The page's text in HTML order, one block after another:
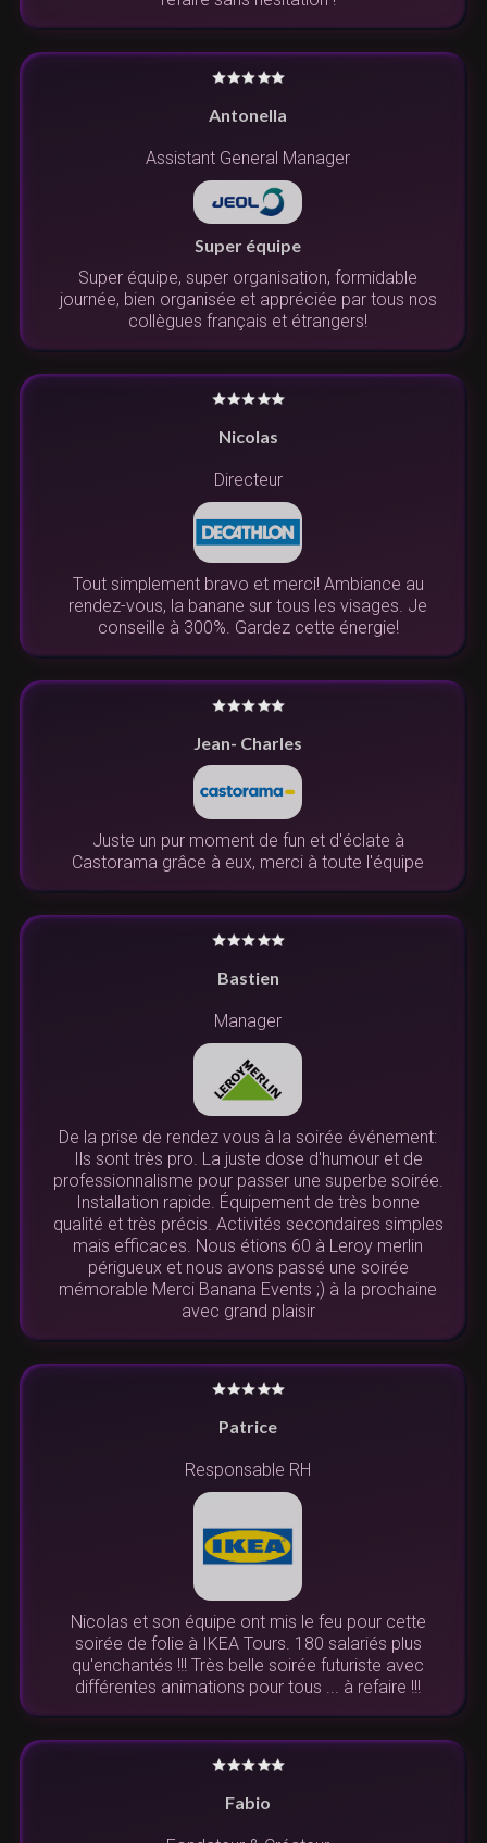
Antonella
Assistant General Manager
Super équipe
Super équipe, super organisation, formidable
journée, bien organisée et appréciée par tous nos
collègues français et étrangers!
Nicolas
Directeur
Tout simplement bravo et merci! Ambiance au
rendez-vous, la banane sur tous les visages. Je
conseille à 300%. Gardez cette énergie!
Jean- Charles
Juste un pur moment de fun et d'éclate à
Castorama grâce à eux, merci à toute l'équipe
Bastien
Manager
De la prise de rendez vous à la soirée événement:
Ils sont très pro. La juste dose d'humour et de
professionnalisme pour passer une superbe soirée.
Installation rapide. Équipement de très bonne
qualité et très précis. Activités secondaires simples
mais efficaces. Nous étions 60 à Leroy merlin
périgueux et nous avons passé une soirée
mémorable Merci Banana Events ;) à la prochaine
avec grand plaisir
Patrice
Responsable RH
Nicolas et son équipe ont mis le feu pour cette
soirée de folie à IKEA Tours. 180 salariés plus
qu'enchantés !!! Très belle soirée futuriste avec
différentes animations pour tous ... à refaire !!!
Fabio